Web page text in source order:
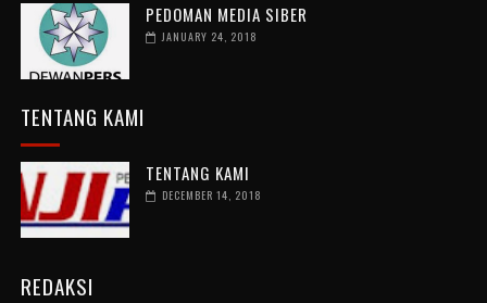
PEDOMAN MEDIA SIBER
JANUARY 24, 2018
TENTANG KAMI
TENTANG KAMI
DECEMBER 14, 2018
REDAKSI